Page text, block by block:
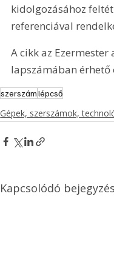
kidolgozásához
referenciával
A cikk az
lapszámában
szerszámlépcső
Gépek, szerszámok,
Kapcsolódó